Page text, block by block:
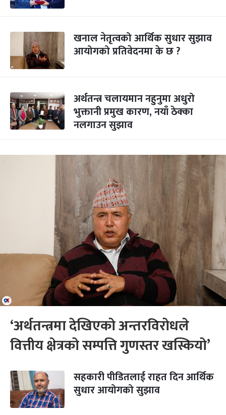
खनाल नेतृत्वको आर्थिक सुधार सुझाव
आयोगको प्रतिवेदनमा के छ ?
अर्थतन्त्र चलायमान नहुनुमा अधुरो
भुक्तानी प्रमुख कारण, नयाँ ठेक्का
नलगाउन सुझाव
‘अर्थतन्त्रमा देखिएको अन्तरविरोधले
वित्तीय क्षेत्रको सम्पत्ति गुणस्तर खस्कियो’
सहकारी पीडितलाई राहत दिन आर्थिक
सुधार आयोगको सुझाव